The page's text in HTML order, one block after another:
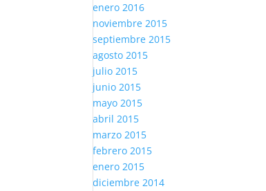
enero 2016
noviembre 2015
septiembre 2015
agosto 2015
julio 2015
junio 2015
mayo 2015
abril 2015
marzo 2015
febrero 2015
enero 2015
diciembre 2014